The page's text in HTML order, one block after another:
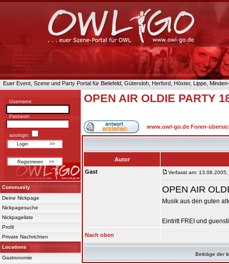
Euer Event, Szene und Party Portal für Bielefeld, Gütersloh, Herford, Höxter, Lippe,
Username:
Passwort:
autologin:
Community
Deine Nickpage
Nickpagesuche
Nickpageliste
Profil
Private Nachrichten
Locations
Gastronomie
OPEN AIR OLDIE PARTY
www.owl-go.de Foren-
Autor
Gast
Verfasst am:
OPEN AIR
Musik aus den guten
Eintritt FREI und
Nach oben
Beiträge der